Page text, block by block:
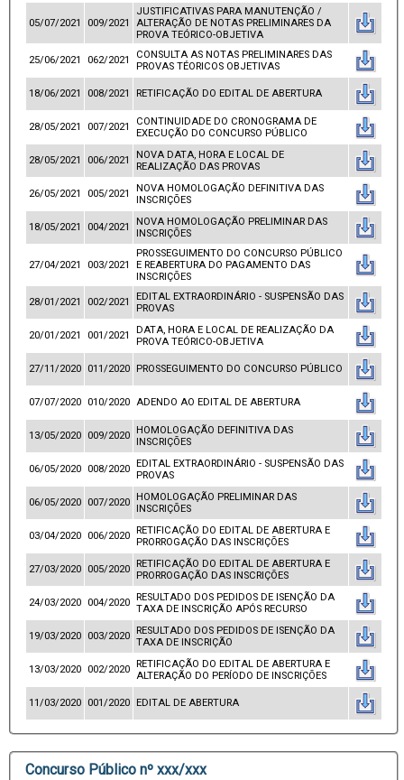
05/07/2021 009/2021
JUSTIFICATIVAS PARA MANUTENÇÃO /
ALTERAÇÃO DE NOTAS PRELIMINARES DA
PROVA TEÓRICO-OBJETIVA
25/06/2021 062/2021
CONSULTA AS NOTAS PRELIMINARES DAS
PROVAS TÉORICOS OBJETIVAS
18/06/2021 008/2021 RETIFICAÇÃO DO EDITAL DE ABERTURA
28/05/2021 007/2021
CONTINUIDADE DO CRONOGRAMA DE
EXECUÇÃO DO CONCURSO PÚBLICO
28/05/2021 006/2021
NOVA DATA, HORA E LOCAL DE
REALIZAÇÃO DAS PROVAS
26/05/2021 005/2021
NOVA HOMOLOGAÇÃO DEFINITIVA DAS
INSCRIÇÕES
18/05/2021 004/2021
NOVA HOMOLOGAÇÃO PRELIMINAR DAS
INSCRIÇÕES
27/04/2021 003/2021
PROSSEGUIMENTO DO CONCURSO PÚBLICO
E REABERTURA DO PAGAMENTO DAS
INSCRIÇÕES
28/01/2021 002/2021
EDITAL EXTRAORDINÁRIO - SUSPENSÃO DAS
PROVAS
20/01/2021 001/2021
DATA, HORA E LOCAL DE REALIZAÇÃO DA
PROVA TEÓRICO-OBJETIVA
27/11/2020 011/2020 PROSSEGUIMENTO DO CONCURSO PÚBLICO
07/07/2020 010/2020 ADENDO AO EDITAL DE ABERTURA
13/05/2020 009/2020
HOMOLOGAÇÃO DEFINITIVA DAS
INSCRIÇÕES
06/05/2020 008/2020 EDITAL EXTRAORDINÁRIO - SUSPENSÃO DAS
PROVAS
06/05/2020 007/2020
HOMOLOGAÇÃO PRELIMINAR DAS
INSCRIÇÕES
03/04/2020 006/2020 RETIFICAÇÃO DO EDITAL DE ABERTURA E
PRORROGAÇÃO DAS INSCRIÇÕES
27/03/2020 005/2020
RETIFICAÇÃO DO EDITAL DE ABERTURA E
PRORROGAÇÃO DAS INSCRIÇÕES
24/03/2020 004/2020 RESULTADO DOS PEDIDOS DE ISENÇÃO DA
TAXA DE INSCRIÇÃO APÓS RECURSO
19/03/2020 003/2020
RESULTADO DOS PEDIDOS DE ISENÇÃO DA
TAXA DE INSCRIÇÃO
13/03/2020 002/2020 RETIFICAÇÃO DO EDITAL DE ABERTURA E
ALTERAÇÃO DO PERÍODO DE INSCRIÇÕES
11/03/2020 001/2020 EDITAL DE ABERTURA
Concurso Público nº xxx/xxx